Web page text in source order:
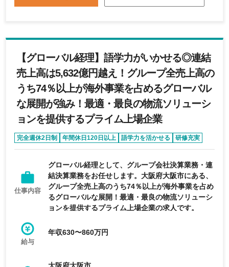
【グローバル経理】語学力がいかせる◎連結
売上高は5,632億円越え！グループ全売上高の
うち74％以上が海外事業を占めるグローバル
な展開が強み！最適・最良の物流ソリューシ
ョンを提供するプライム上場企業
完全週休2日制 年間休日120日以上 語学力を活かせる
研修充実
育休・産休実績あり
仕事内容
グローバル経理として、グループ会社決算業務・連
結決算業務をお任せします。大阪府大阪市にある、
グループ全売上高のうち74％以上が海外事業を占め
るグローバルな展開！最適・最良の物流ソリューシ
ョンを提供するプライム上場企業の求人です。
給与
年収630〜860万円